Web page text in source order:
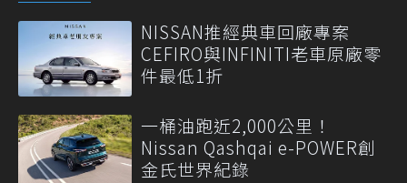
NISSAN推經典車回廠專案
CEFIRO與INFINITI老車原廠零
件最低1折
一桶油跑近2,000公里！
Nissan Qashqai e-POWER創
金氏世界紀錄